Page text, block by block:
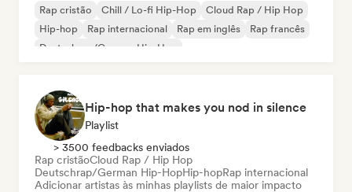
Rap cristão Chill / Lo-fi Hip-Hop
Cloud Rap / Hip Hop
Hip-hop
Rap internacional Rap em inglês
Rap francês
Deutschrap/German Hip-Hop
Hip-hop that makes you nod in silence
Playlist
> 3500 feedbacks enviados
Rap cristãoCloud Rap / Hip Hop
Deutschrap/German Hip-HopHip-hopRap internacional
Adicionar artistas às minhas playlists de maior impacto